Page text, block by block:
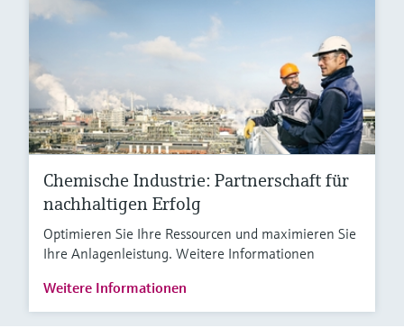
Chemische Industrie: Partnerschaft für
nachhaltigen Erfolg
Optimieren Sie Ihre Ressourcen und maximieren Sie
Ihre Anlagenleistung. Weitere Informationen
Weitere Informationen